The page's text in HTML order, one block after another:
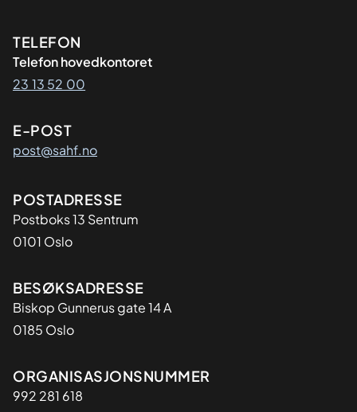
Kontaktinformasjon
TELEFON
Telefon hovedkontoret
23 13 52 00
E-POST
post@sahf.no
Adresse
POSTADRESSE
Postboks 13 Sentrum
0101 Oslo
BESØKSADRESSE
Biskop Gunnerus gate 14 A
0185 Oslo
Organisasjon
ORGANISASJONSNUMMER
992 281 618